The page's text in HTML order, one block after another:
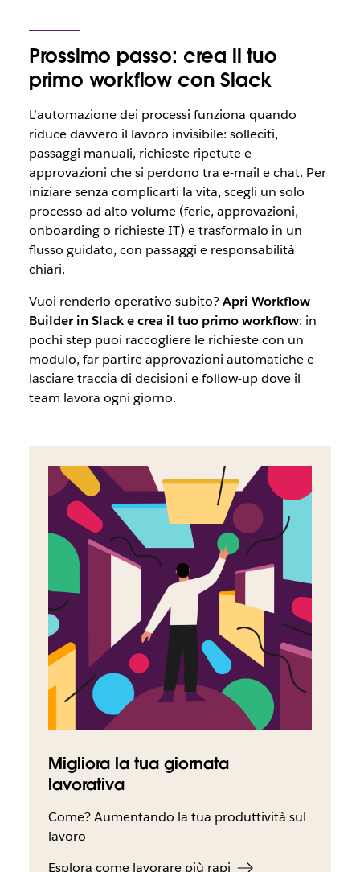
Prossimo passo: crea il tuo
primo workflow con Slack
L’automazione dei processi funziona quando
riduce davvero il lavoro invisibile: solleciti,
passaggi manuali, richieste ripetute e
approvazioni che si perdono tra e-mail e chat. Per
iniziare senza complicarti la vita, scegli un solo
processo ad alto volume (ferie, approvazioni,
onboarding o richieste IT) e trasformalo in un
flusso guidato, con passaggi e responsabilità
chiari.
Vuoi renderlo operativo subito?Apri Workflow
Builder in Slack e crea il tuo primo workflow: in
pochi step puoi raccogliere le richieste con un
modulo, far partire approvazioni automatiche e
lasciare traccia di decisioni e follow-up dove il
team lavora ogni giorno.
Migliora la tua giornata
lavorativa
Come? Aumentando la tua produttività sul
lavoro
Esplora come lavorare più rapi